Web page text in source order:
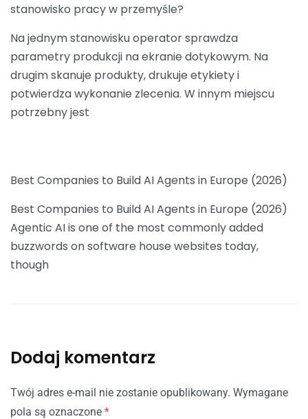
stanowisko pracy w przemyśle?
Na jednym stanowisku operator sprawdza
parametry produkcji na ekranie dotykowym. Na
drugim skanuje produkty, drukuje etykiety i
potwierdza wykonanie zlecenia. W innym miejscu
potrzebny jest
Best Companies to Build AI Agents in Europe (2026)
Best Companies to Build AI Agents in Europe (2026)
Agentic AI is one of the most commonly added
buzzwords on software house websites today,
though
Dodaj komentarz
Twój adres e-mail nie zostanie opublikowany. Wymagane
pola są oznaczone *